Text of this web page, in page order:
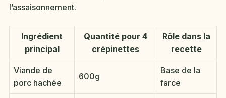
l’assaisonnement.
Ingrédient
principal
Quantité pour 4
crépinettes
Rôle dans la
recette
Viande de
porc hachée
600g
Base de la
farce